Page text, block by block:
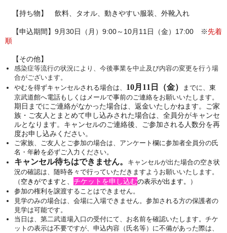
【持ち物】 飲料、タオル、動きやすい服装、外靴入れ
【申込期間】9月30日（月）9:00～10月11日（金）17:00 ※先着
順
【その他】
感染症等流行の状況により、今後事業を中止及び内容の変更を行う場
合がございます。
やむを得ずキャンセルされる場合は、 10月11日 （金） までに、 東
京武道館へ電話もしくはメールで事前のご連絡をお願いいたします。
期日までにご連絡がなかった場合は、返金いたしかねます。ご家
族・ご友人とまとめて申し込みされた場合は、全員分がキャンセ
ルとなります。キャンセルのご連絡後、ご参加される人数分を再
度お申し込みください。
ご家族、ご友人とご参加の場合は、 アンケート欄に参加者全員分の氏
名・年齢を必ずご入力ください。
キャンセル待ちはできません。
キャンセルが出た場合の空き状
況の確認は、随時各々で行っていただきますようお願いいたします。
（ 空きがでますと、 チケットを申し込むの表示が出ます。
）
参加の権利を譲渡することはできません。
見学のみの場合は、会場に入場できません。参加される方の保護者の
見学は可能です。
当日は、第二武道場入口の受付にて、お名前を確認いたします。 チケ
ットの表示は不要ですが、申込内容（氏名等）に不備があった際は、